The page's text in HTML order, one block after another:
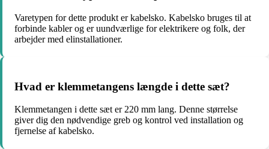
Varetypen for dette produkt er kabelsko. Kabelsko bruges til at
forbinde kabler og er uundværlige for elektrikere og folk, der
arbejder med elinstallationer.
Hvad er klemmetangens længde i dette sæt?
Klemmetangen i dette sæt er 220 mm lang. Denne størrelse
giver dig den nødvendige greb og kontrol ved installation og
fjernelse af kabelsko.